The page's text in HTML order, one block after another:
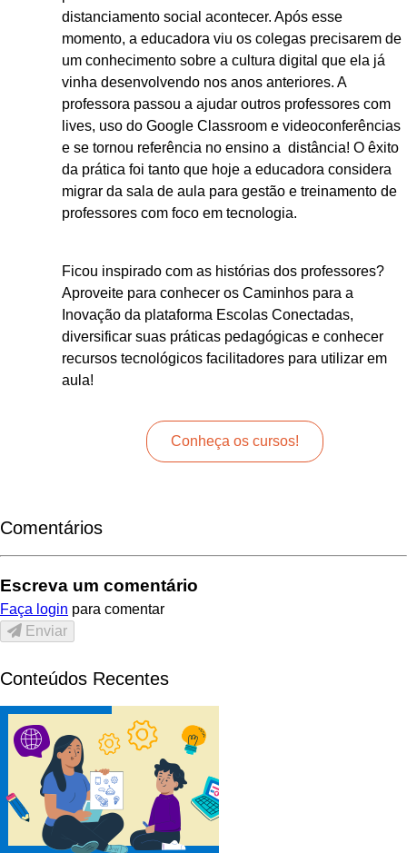
distanciamento social acontecer. Após esse
momento, a educadora viu os colegas precisarem de
um conhecimento sobre a cultura digital que ela já
vinha desenvolvendo nos anos anteriores. A
professora passou a ajudar outros professores com
lives, uso do Google Classroom e videoconferências
e se tornou referência no ensino a distância! O êxito
da prática foi tanto que hoje a educadora considera
migrar da sala de aula para gestão e treinamento de
professores com foco em tecnologia.
Ficou inspirado com as histórias dos professores?
Aproveite para conhecer os Caminhos para a
Inovação da plataforma Escolas Conectadas,
diversificar suas práticas pedagógicas e conhecer
recursos tecnológicos facilitadores para utilizar em
aula!
Conheça os cursos!
Comentários
Escreva um comentário
Faça login para comentar
Enviar
Conteúdos Recentes